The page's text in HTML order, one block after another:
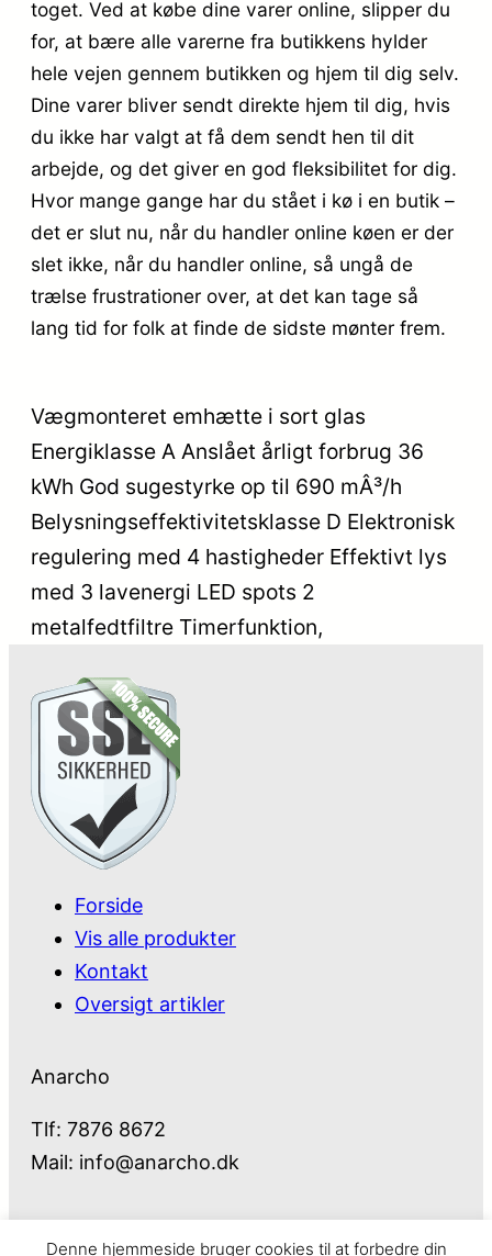
toget. Ved at købe dine varer online, slipper du
for, at bære alle varerne fra butikkens hylder
hele vejen gennem butikken og hjem til dig selv.
Dine varer bliver sendt direkte hjem til dig, hvis
du ikke har valgt at få dem sendt hen til dit
arbejde, og det giver en god fleksibilitet for dig.
Hvor mange gange har du stået i kø i en butik –
det er slut nu, når du handler online køen er der
slet ikke, når du handler online, så ungå de
trælse frustrationer over, at det kan tage så
lang tid for folk at finde de sidste mønter frem.
Vægmonteret emhætte i sort glas
Energiklasse A Anslået årligt forbrug 36
kWh God sugestyrke op til 690 mÂ³/h
Belysningseffektivitetsklasse D Elektronisk
regulering med 4 hastigheder Effektivt lys
med 3 lavenergi LED spots 2
metalfedtfiltre Timerfunktion,
Forside
Vis alle produkter
Kontakt
Oversigt artikler
Anarcho
Tlf: 7876 8672
Mail: info@anarcho.dk
Denne hjemmeside bruger cookies til at forbedre din